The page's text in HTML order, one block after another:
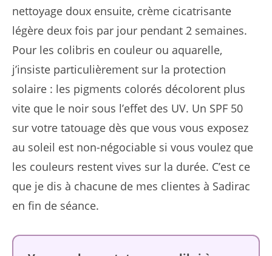
nettoyage doux ensuite, crème cicatrisante
légère deux fois par jour pendant 2 semaines.
Pour les colibris en couleur ou aquarelle,
j’insiste particulièrement sur la protection
solaire : les pigments colorés décolorent plus
vite que le noir sous l’effet des UV. Un SPF 50
sur votre tatouage dès que vous vous exposez
au soleil est non-négociable si vous voulez que
les couleurs restent vives sur la durée. C’est ce
que je dis à chacune de mes clientes à Sadirac
en fin de séance.